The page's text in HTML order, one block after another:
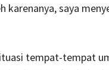
karenanya, saya
tempat-tempat